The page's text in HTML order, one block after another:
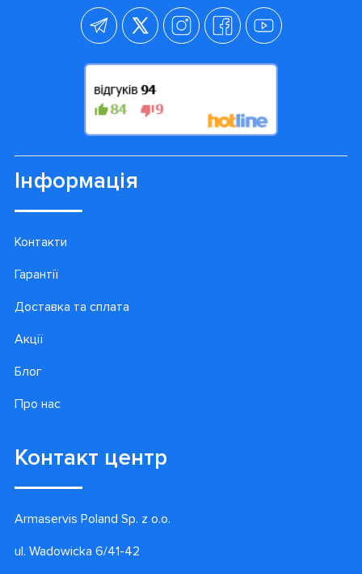
Інформація
Контакти
Гарантії
Доставка та сплата
Акції
Блог
Про нас
Контакт центр
Armaservis Poland Sp. z o.o.
ul. Wadowicka 6/41-42